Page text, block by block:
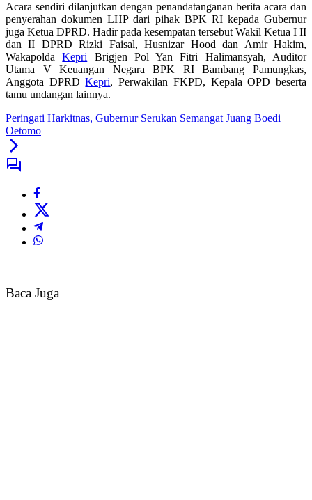
Acara sendiri dilanjutkan dengan penandatanganan berita acara dan
penyerahan dokumen LHP dari pihak BPK RI kepada Gubernur
juga Ketua DPRD. Hadir pada kesempatan tersebut Wakil Ketua I II
dan II DPRD Rizki Faisal, Husnizar Hood dan Amir Hakim,
WakapoldaKepri Brigjen Pol Yan Fitri Halimansyah, Auditor
Utama V Keuangan Negara BPK RI Bambang Pamungkas,
Anggota DPRDKepri, Perwakilan FKPD, Kepala OPD beserta
tamu undangan lainnya.
Peringati Harkitnas, Gubernur Serukan Semangat Juang Boedi
Oetomo
Baca Juga